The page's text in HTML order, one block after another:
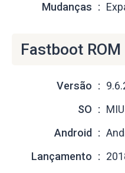
Mudanças
Fastboot
Versão
SO
Android
Lançamento